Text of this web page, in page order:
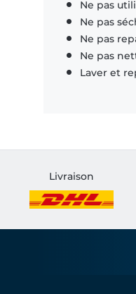
Ne pas
Ne pas
Ne pas
Ne pas
Laver et
Livraison